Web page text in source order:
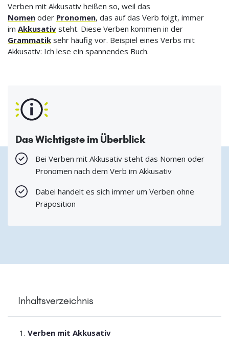
Verben mit Akkusativ heißen so, weil das
Nomen oder Pronomen, das auf das Verb folgt, immer
im Akkusativ steht. Diese Verben kommen in der
Grammatik sehr häufig vor. Beispiel eines Verbs mit
Akkusativ: Ich lese ein spannendes Buch.
Das Wichtigste im Überblick
Bei Verben mit Akkusativ steht das Nomen oder
Pronomen nach dem Verb im Akkusativ
Dabei handelt es sich immer um Verben ohne
Präposition
Inhaltsverzeichnis
Verben mit Akkusativ